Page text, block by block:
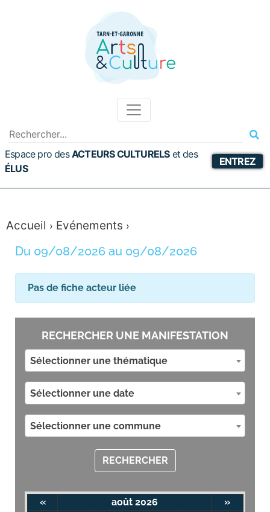
Espace pro desACTEURS CULTURELS etdes
ÉLUS
ENTREZ
Accueil › Evénements ›
Du 09/08/2026 au 09/08/2026
Pas de fiche acteur liée
RECHERCHER UNE MANIFESTATION
Sélectionner une thématique
Sélectionner une date
Sélectionner une commune
RECHERCHER
« août 2026
»